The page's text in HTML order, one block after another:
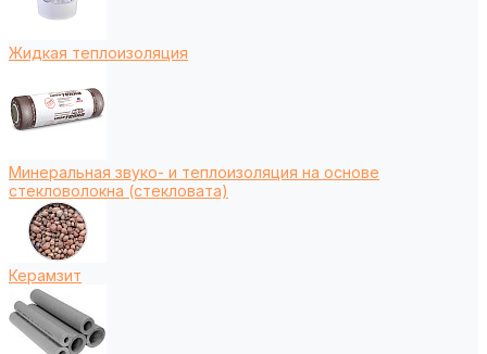
Жидкая теплоизоляция
Минеральная звуко- и теплоизоляция на основе
стекловолокна (стекловата)
Керамзит